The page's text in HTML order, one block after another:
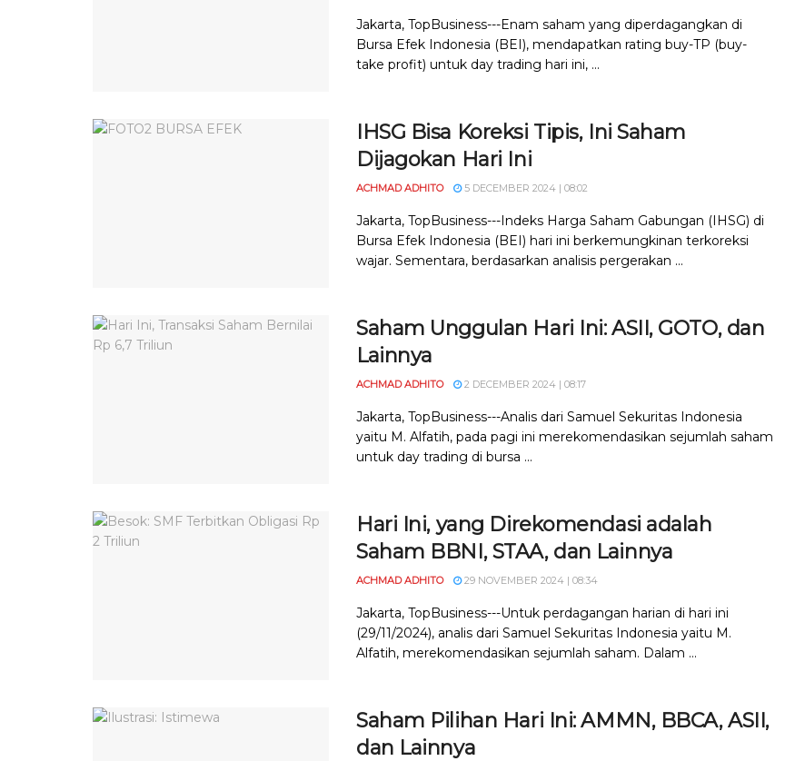
Jakarta, TopBusiness---Enam saham yang diperdagangkan di
Bursa Efek Indonesia (BEI), mendapatkan rating buy-TP (buy-
take profit) untuk day trading hari ini, ...
IHSG Bisa Koreksi Tipis, Ini Saham
Dijagokan Hari Ini
ACHMAD ADHITO 5 DECEMBER 2024 | 08:02
Jakarta, TopBusiness---Indeks Harga Saham Gabungan (IHSG) di
Bursa Efek Indonesia (BEI) hari ini berkemungkinan terkoreksi
wajar. Sementara, berdasarkan analisis pergerakan ...
Saham Unggulan Hari Ini: ASII, GOTO, dan
Lainnya
ACHMAD ADHITO 2 DECEMBER 2024 | 08:17
Jakarta, TopBusiness---Analis dari Samuel Sekuritas Indonesia
yaitu M. Alfatih, pada pagi ini merekomendasikan sejumlah saham
untuk day trading di bursa ...
Hari Ini, yang Direkomendasi adalah
Saham BBNI, STAA, dan Lainnya
ACHMAD ADHITO 29 NOVEMBER 2024 | 08:34
Jakarta, TopBusiness---Untuk perdagangan harian di hari ini
(29/11/2024), analis dari Samuel Sekuritas Indonesia yaitu M.
Alfatih, merekomendasikan sejumlah saham. Dalam ...
Saham Pilihan Hari Ini: AMMN, BBCA, ASII,
dan Lainnya